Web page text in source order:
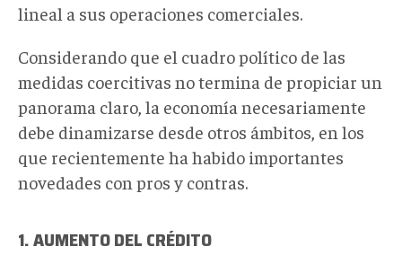
lineal a sus operaciones comerciales.
Considerando que el cuadro político de las
medidas coercitivas no termina de propiciar un
panorama claro, la economía necesariamente
debe dinamizarse desde otros ámbitos, en los
que recientemente ha habido importantes
novedades con pros y contras.
1. AUMENTO DEL CRÉDITO